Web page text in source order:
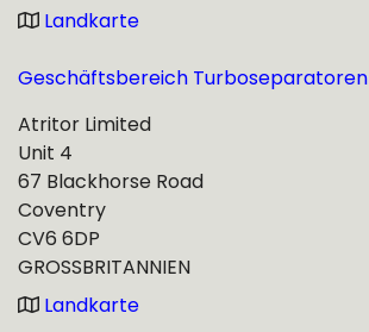
Landkarte
Geschäftsbereich Turboseparatoren
Atritor Limited
Unit 4
67 Blackhorse Road
Coventry
CV6 6DP
GROSSBRITANNIEN
Landkarte